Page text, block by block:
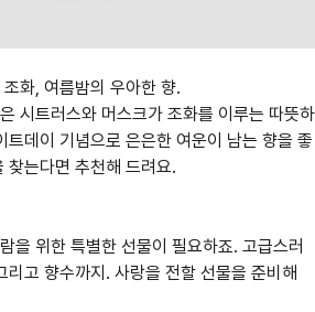
화, 여름밤의 우아한 향.
시트러스와 머스크가 조화를 이루는 따뜻하
트데이 기념으로 은은한 여운이 남는 향을 좋
찾는다면 추천해 드려요.
을 위한 특별한 선물이 필요하죠. 고급스러
리고 향수까지. 사랑을 전할 선물을 준비해